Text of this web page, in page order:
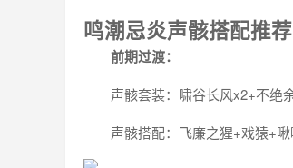
鸣潮忌炎声骸搭配推荐
前期过渡：
声骸套装：啸谷长风x2+不绝
声骸搭配：飞廉之猩+戏猿+